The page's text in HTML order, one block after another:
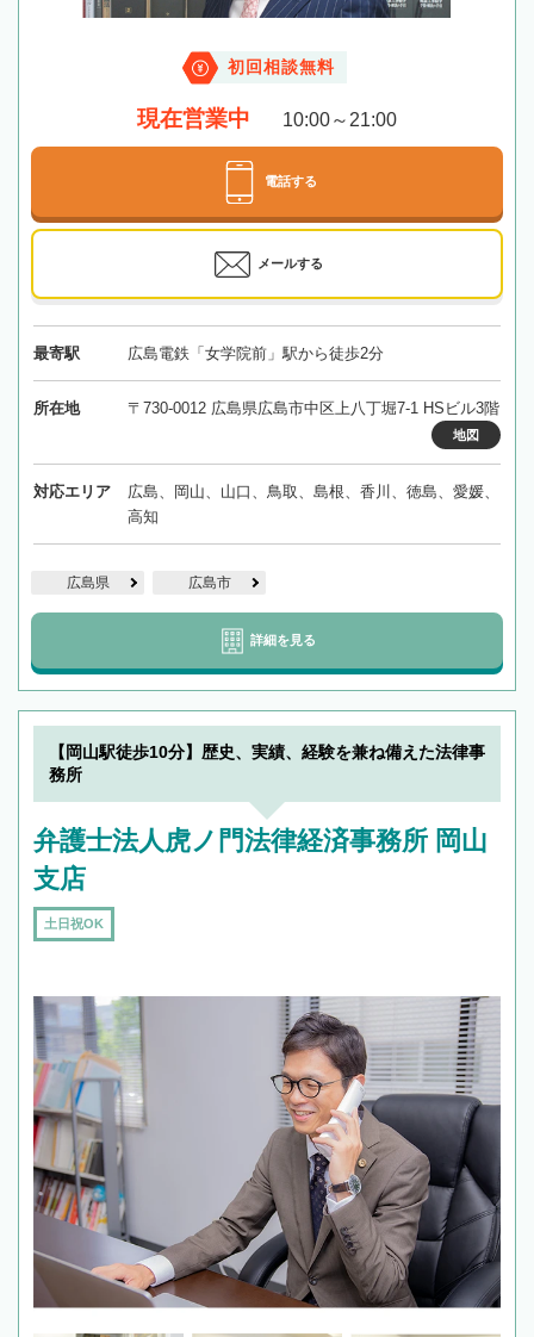
初回相談無料
現在営業中 10:00～21:00
電話する
メールする
最寄駅 広島電鉄「女学院前」駅から徒歩2分
所在地 〒730-0012 広島県広島市中区上八丁堀7-1 HSビル3階
地図
対応エリア
広島、岡山、山口、鳥取、島根、香川、徳島、愛媛、
高知
広島県 広島市
詳細を見る
【岡山駅徒歩10分】歴史、実績、経験を兼ね備えた法律事
務所
弁護士法人虎ノ門法律経済事務所 岡山
支店
土日祝OK